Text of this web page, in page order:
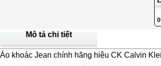
Mô tả chi tiết
Áo khoác Jean chính hãng hiệu CK Calvin